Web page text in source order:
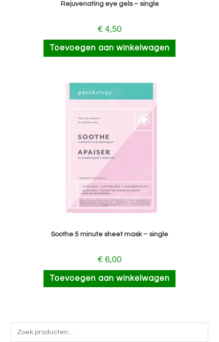
Rejuvenating eye gels – single
€ 4,50
Toevoegen aan winkelwagen
Soothe 5 minute sheet mask – single
€ 6,00
Toevoegen aan winkelwagen